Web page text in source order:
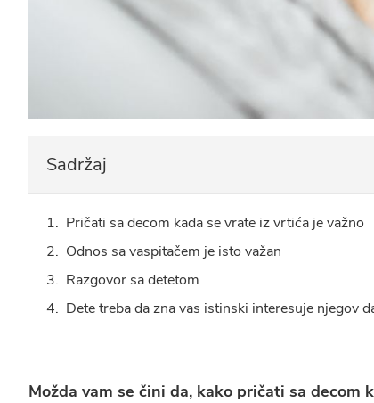
Sadržaj
Pričati sa decom kada se vrate iz vrtića je važno
Odnos sa vaspitačem je isto važan
Razgovor sa detetom
Dete treba da zna vas istinski interesuje njegov
Možda vam se čini da, kako pričati sa